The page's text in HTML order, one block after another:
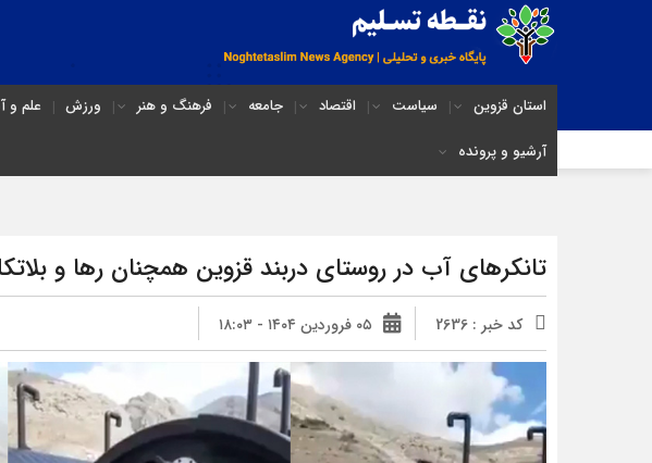
استان قزوین سیاست اقتصاد جامعه فرهنگ و هنر ورزش علم و
آرشیو و پرونده
تانکرهای آب در روستای دربند قزوین همچنان رها و
کد خبر : 2636 ۰۵ فروردین ۱۴۰۴ - ۱۸:۰۳
گلایه‌های یک فعال حقوق